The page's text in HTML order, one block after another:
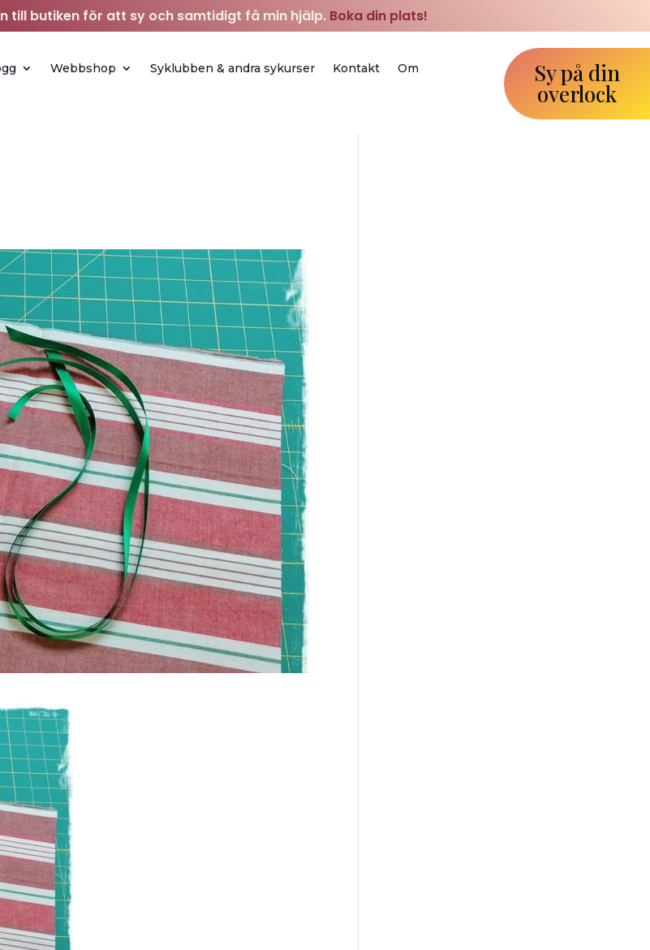
till butiken för att sy och samtidigt få min hjälp. Boka din plats!
Webbshop Syklubben & andra sykurser Kontakt Om Sy på din
overlock